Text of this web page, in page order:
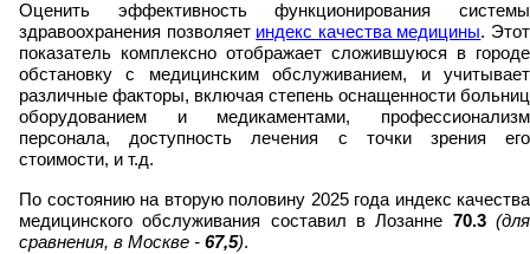
Оценить эффективность функционирования системы
здравоохранения позволяет индекс качества медицины. Этот
показатель комплексно отображает сложившуюся в городе
обстановку с медицинским обслуживанием, и учитывает
различные факторы, включая степень оснащенности больниц
оборудованием и медикаментами, профессионализм
персонала, доступность лечения с точки зрения его
стоимости, и т.д.
По состоянию на вторую половину 2025 года индекс качества
медицинского обслуживания составил в Лозанне 70.3 (для
сравнения, в Москве - 67,5).